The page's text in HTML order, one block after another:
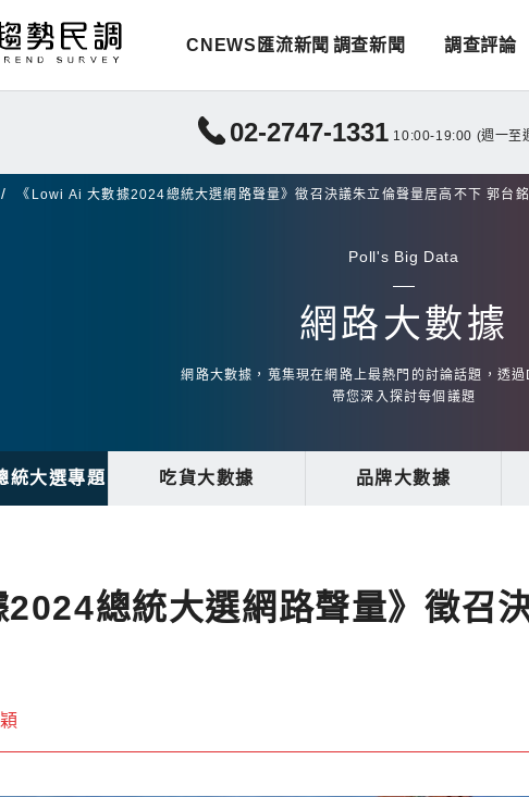
CNEWS匯流新聞 調查新聞 調查評論
02-2747-1331 10:00-19:00 (週一至
《Lowi Ai 大數據2024總統大選網路聲量》徵召決議朱立倫聲量居高不下 郭台
Poll's Big Data
網路大數據
網路大數據，蒐集現在網路上最熱門的討論話題，透
帶您深入探討每個議題
統大選專題 吃貨大數據 品牌大數據
總統大選網路聲量》徵召